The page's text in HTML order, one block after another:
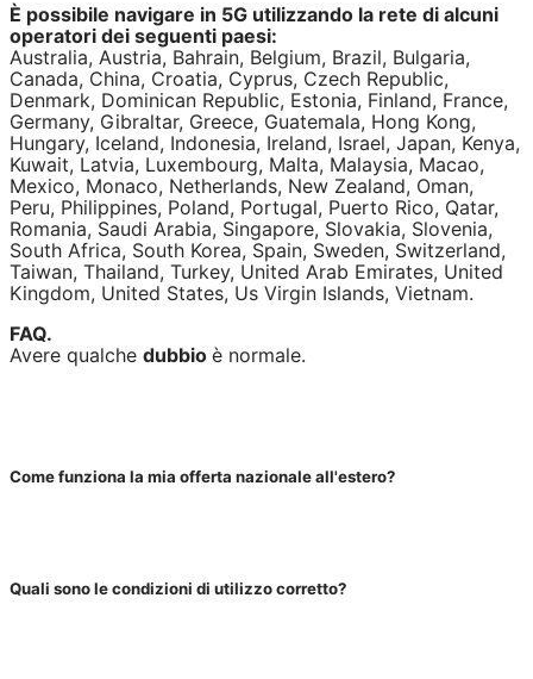
È possibile navigare in 5G utilizzando la rete di alcuni
operatori dei seguenti paesi:
Australia, Austria, Bahrain, Belgium, Brazil, Bulgaria,
Canada, China, Croatia, Cyprus, Czech Republic,
Denmark, Dominican Republic, Estonia, Finland, France,
Germany, Gibraltar, Greece, Guatemala, Hong Kong,
Hungary, Iceland, Indonesia, Ireland, Israel, Japan, Kenya,
Kuwait, Latvia, Luxembourg, Malta, Malaysia, Macao,
Mexico, Monaco, Netherlands, New Zealand, Oman,
Peru, Philippines, Poland, Portugal, Puerto Rico, Qatar,
Romania, Saudi Arabia, Singapore, Slovakia, Slovenia,
South Africa, South Korea, Spain, Sweden, Switzerland,
Taiwan, Thailand, Turkey, United Arab Emirates, United
Kingdom, United States, Us Virgin Islands, Vietnam.
FAQ.
Avere qualche dubbio è normale.
Come funziona la mia offerta nazionale all'estero?
Quali sono le condizioni di utilizzo corretto?